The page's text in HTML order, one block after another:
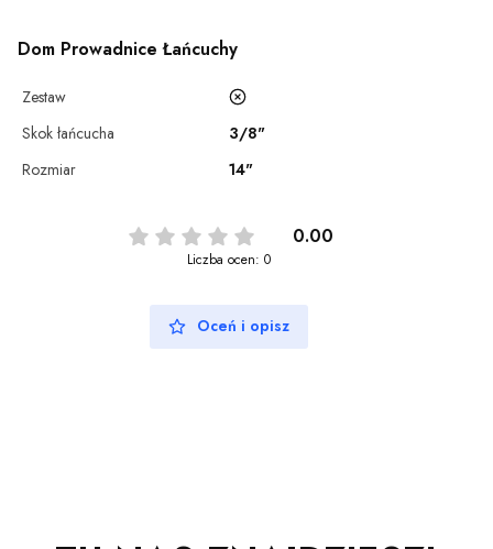
Dom Prowadnice Łańcuchy
Zestaw
Skok łańcucha
3/8"
Rozmiar
14"
0.00
Liczba ocen: 0
Oceń i opisz